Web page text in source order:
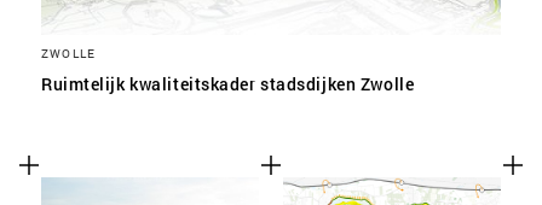
ZWOLLE
Ruimtelijk kwaliteitskader stadsdijken Zwolle